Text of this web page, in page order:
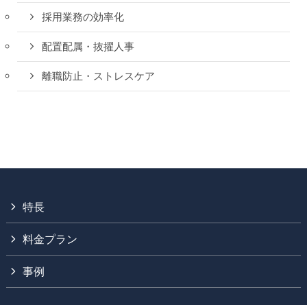
採用業務の効率化
配置配属・抜擢人事
離職防止・ストレスケア
特長
料金プラン
事例